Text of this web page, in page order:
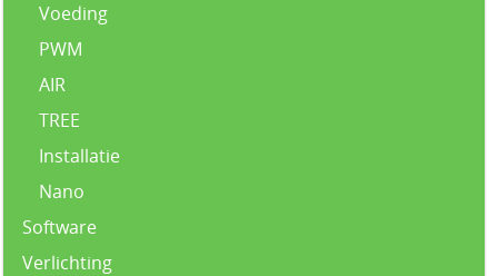
Voeding
PWM
AIR
TREE
Installatie
Nano
Software
Verlichting